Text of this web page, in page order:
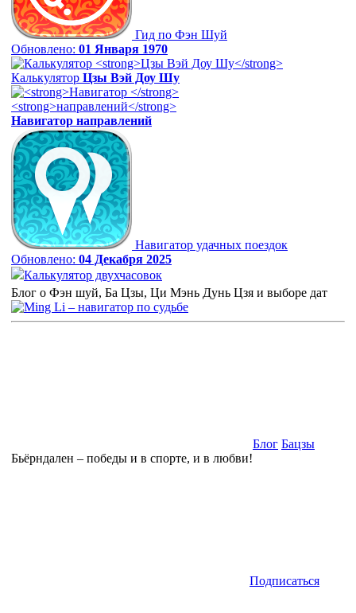
Гид по Фэн Шуй
Обновлено: 01 Января 1970
Калькулятор Цзы Вэй Доу Шу
Навигатор направлений
Навигатор удачных поездок
Обновлено: 04 Декабря 2025
Калькулятор двухчасовок
Блог о Фэн шуй, Ба Цзы, Ци Мэнь Дунь Цзя и выборе дат
Блог Бацзы
Бьёрндален – победы и в спорте, и в любви!
Подписаться